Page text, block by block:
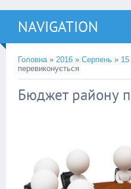
NAVIGATION
Головна» 2016 » Серпень » 15
перевиконується
Бюджет району